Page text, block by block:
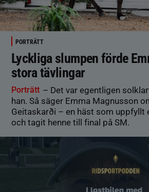
PORTRÄTT
Lyckliga slumpen förde
stora tävlingar
Porträtt – Det var egentligen
han. Så säger Emma Magnusson
Geitaskarði – en häst som uppfyllt
och tagit henne till final på SM.